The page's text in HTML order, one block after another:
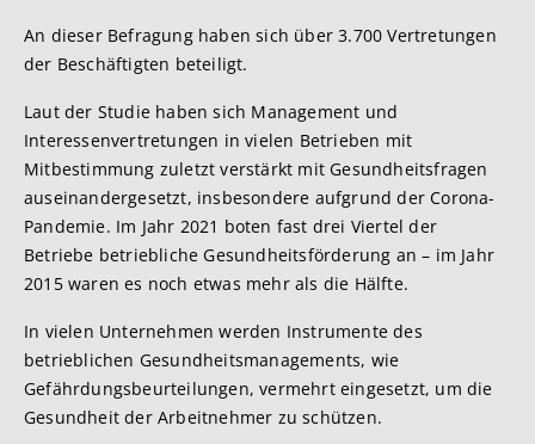
An dieser Befragung haben sich über 3.700 Vertretungen
der Beschäftigten beteiligt.
Laut der Studie haben sich Management und
Interessenvertretungen in vielen Betrieben mit
Mitbestimmung zuletzt verstärkt mit Gesundheitsfragen
auseinandergesetzt, insbesondere aufgrund der Corona-
Pandemie. Im Jahr 2021 boten fast drei Viertel der
Betriebe betriebliche Gesundheitsförderung an – im Jahr
2015 waren es noch etwas mehr als die Hälfte.
In vielen Unternehmen werden Instrumente des
betrieblichen Gesundheitsmanagements, wie
Gefährdungsbeurteilungen, vermehrt eingesetzt, um die
Gesundheit der Arbeitnehmer zu schützen.